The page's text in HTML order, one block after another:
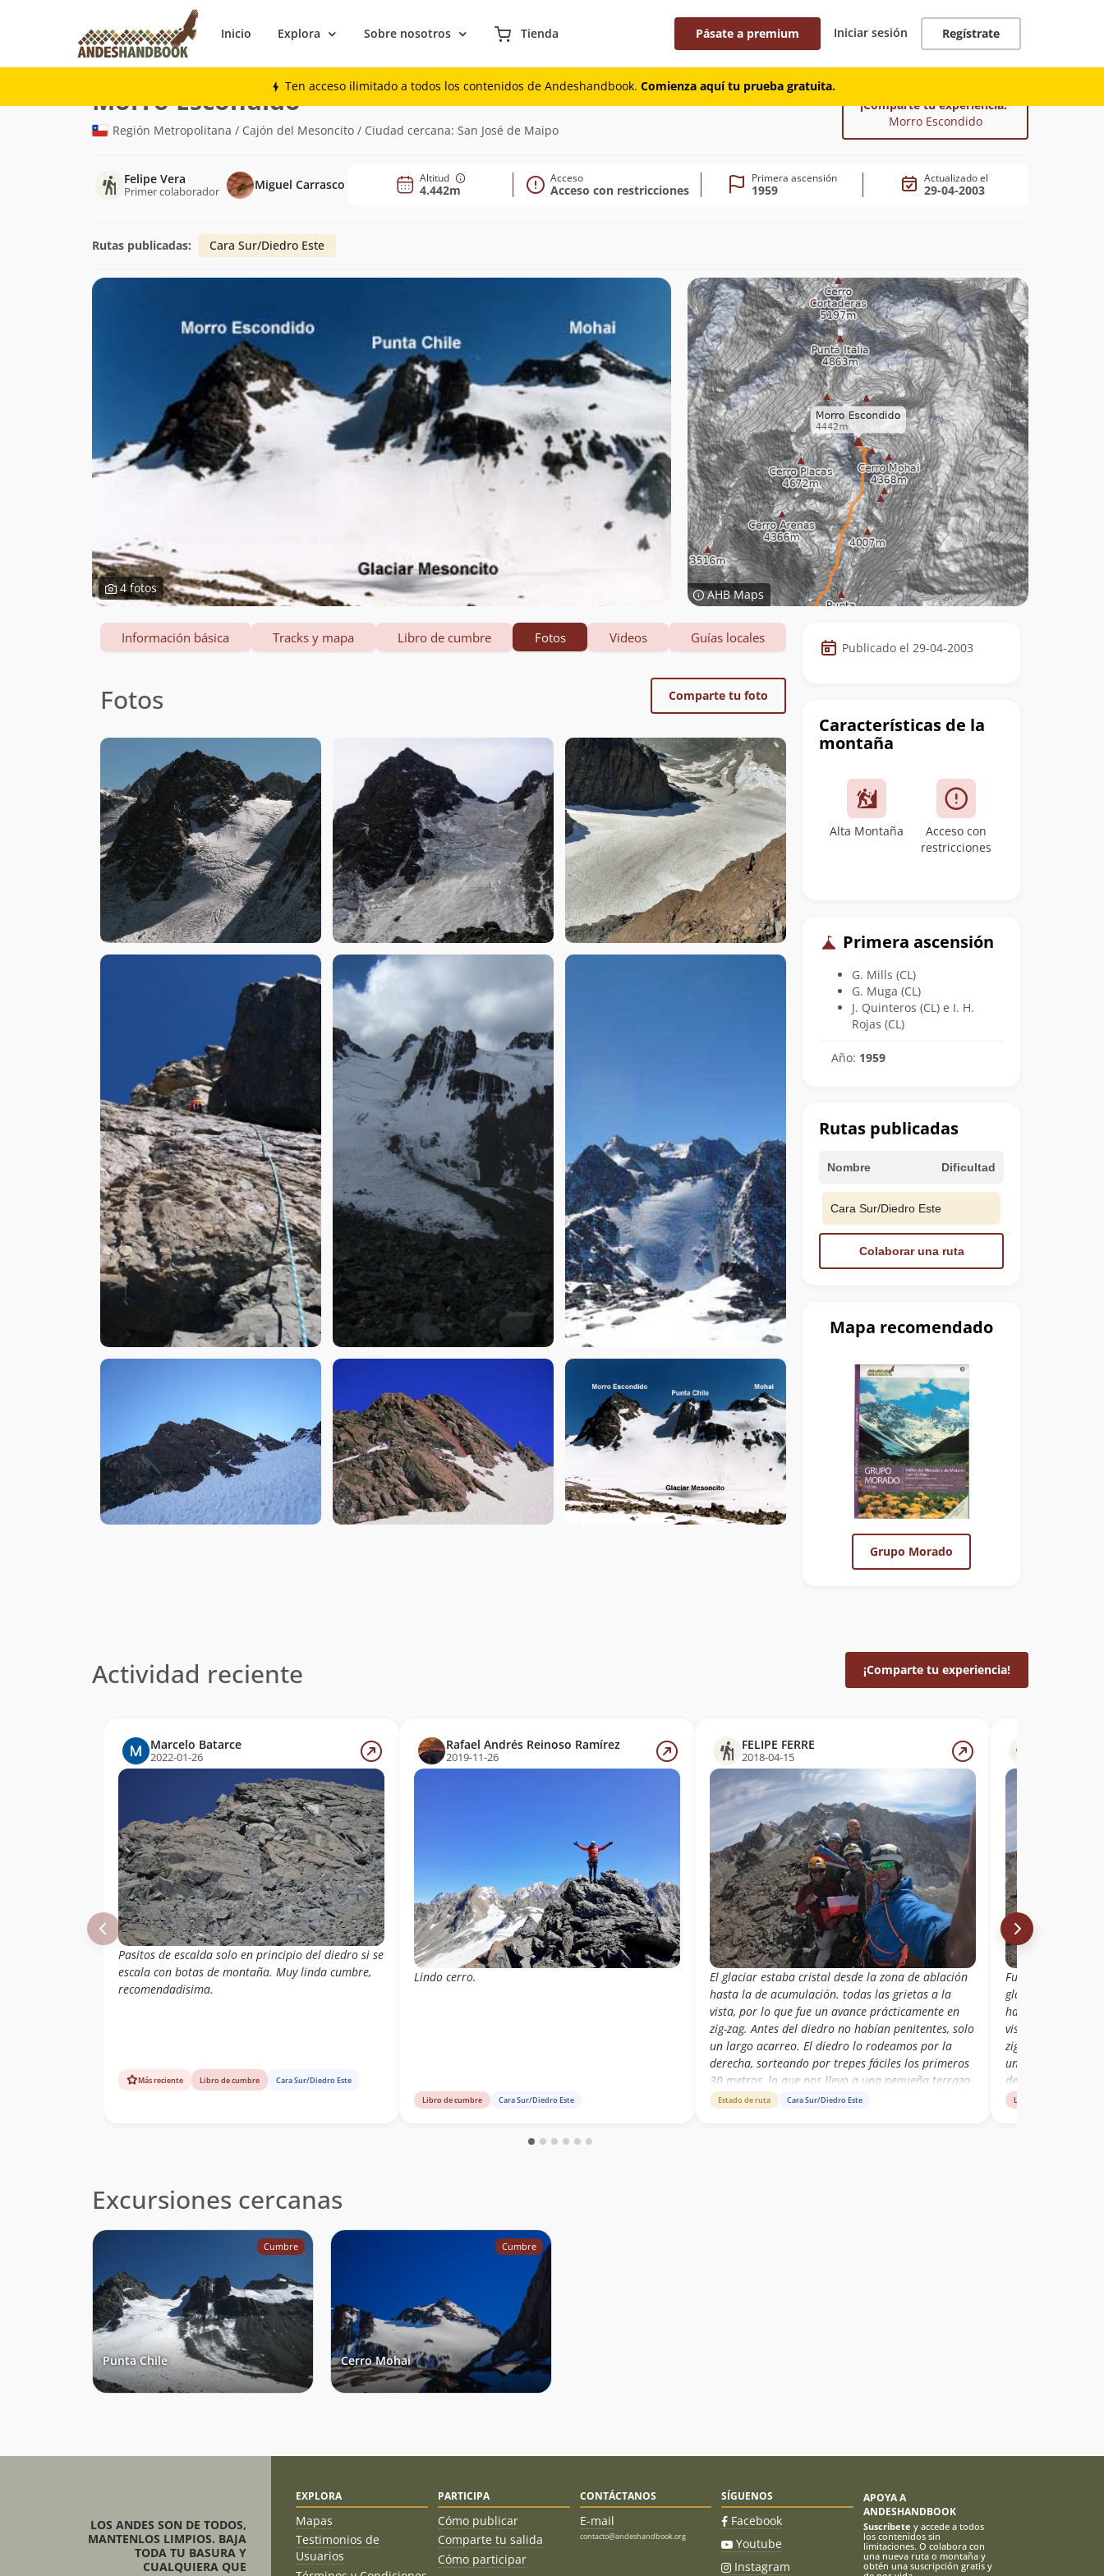
Inicio Explora Sobre nosotros Tienda Pásate a premium Iniciar sesión Regístrate
Ten acceso ilimitado a todos los contenidos de Andeshandbook. Comienza aquí tu prueba gratuita.
Montaña
Morro Escondido(4.442m)
Región Metropolitana / Cajón del Mesoncito / Ciudad cercana: San José de Maipo
¡Comparte tu experiencia!
Morro Escondido
Felipe Vera
Primer colaborador Miguel Carrasco Altitud
4.442m
Acceso
Acceso con restricciones
Primera ascensión
1959
Actualizado el
29-04-2003
Rutas publicadas: Cara Sur/Diedro Este
4 fotos AHB Maps
Datos
de
cumbre
Publicado el 29-04-2003
Características de la
montaña
Alta Montaña
Acceso con
restricciones
Primera ascensión
G. Mills (CL)
G. Muga (CL)
J. Quinteros (CL) e I. H.
Rojas (CL)
Año: 1959
Rutas publicadas
Nombre Dificultad
Cara Sur/Diedro Este
Colaborar una ruta
Mapa recomendado
Grupo Morado
Información básica Tracks y mapa Libro de cumbre Fotos Videos Guías locales
Fotos Comparte tu foto
Actividad reciente ¡Comparte tu experiencia!
Marcelo Batarce
2022-01-26
Pasitos de escalda solo en principio del diedro si se
escala con botas de montaña. Muy linda cumbre,
recomendadisima.
Más reciente Libro de cumbre Cara Sur/Diedro Este
Rafael Andrés Reinoso Ramírez
2019-11-26
Lindo cerro.
Libro de cumbre Cara Sur/Diedro Este
FELIPE FERRE
2018-04-15
El glaciar estaba cristal desde la zona de ablación
hasta la de acumulación. todas las grietas a la
vista, por lo que fue un avance prácticamente en
zig-zag. Antes del diedro no habían penitentes, solo
un largo acarreo. El diedro lo rodeamos por la
derecha, sorteando por trepes fáciles los primeros
30 metros, lo que nos llevo a una pequeña terraza
donde realizamos un traverse asegurado hasta
Estado de ruta Cara Sur/Diedro Este
Fue un día
glaciar estaba
hasta la de
vista, por lo que
zig-zag. Antes del
un largo acarreo.
derecha,
30 metros, lo que
Libro de cumbre
Excursiones cercanas
Cumbre
Punta Chile
Cumbre
Cerro Mohai
LOS ANDES SON DE TODOS,
MANTENLOS LIMPIOS. BAJA
TODA TU BASURA Y
CUALQUIERA QUE
EXPLORA
Mapas
Testimonios de
Usuarios
PARTICIPA
Cómo publicar
Comparte tu salida
Cómo participar
CONTÁCTANOS
E-mail
contacto@andeshandbook.org
SÍGUENOS
Facebook
Youtube
Instagram
APOYA A
ANDESHANDBOOK
Suscríbete y accede a todos
los contenidos sin
limitaciones. O colabora con
una nueva ruta o montaña y
obtén una suscripción gratis y